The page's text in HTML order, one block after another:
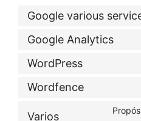
Google various
Google Analytics
WordPress
Wordfence
Varios